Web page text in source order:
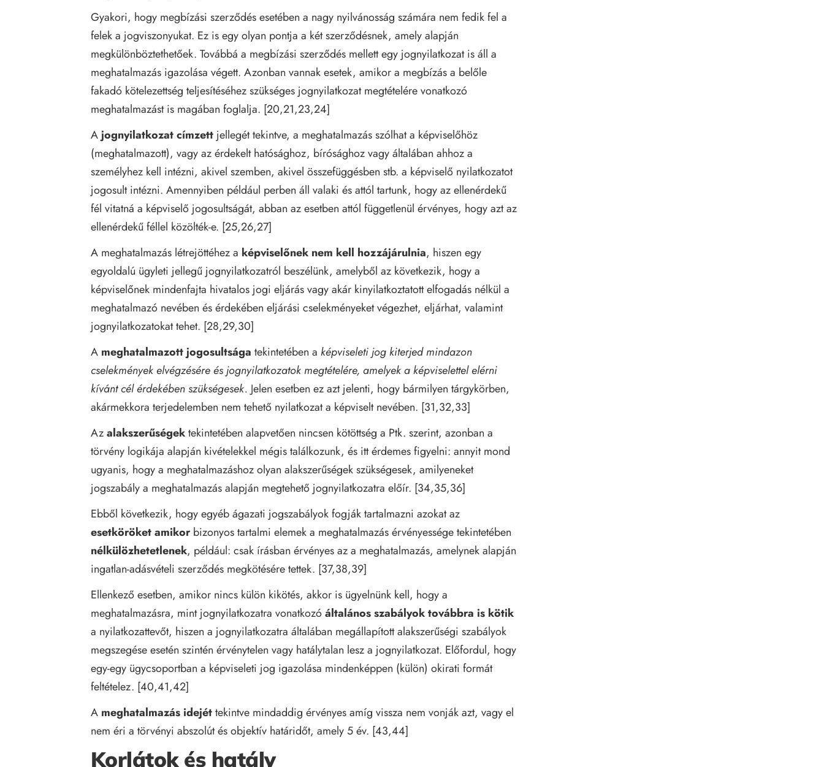
Gyakori, hogy megbízási szerződés esetében a nagy nyilvánosság számára nem fedik fel a
felek a jogviszonyukat. Ez is egy olyan pontja a két szerződésnek, amely alapján
megkülönböztethetőek. Továbbá a megbízási szerződés mellett egy jognyilatkozat is áll a
meghatalmazás igazolása végett. Azonban vannak esetek, amikor a megbízás a belőle
fakadó kötelezettség teljesítéséhez szükséges jognyilatkozat megtételére vonatkozó
meghatalmazást is magában foglalja. [20,21,23,24]
Ajognyilatkozat címzett jellegét tekintve, a meghatalmazás szólhat a képviselőhöz
(meghatalmazott), vagy az érdekelt hatósághoz, bírósághoz vagy általában ahhoz a
személyhez kell intézni, akivel szemben, akivel összefüggésben stb. a képviselő nyilatkozatot
jogosult intézni. Amennyiben például perben áll valaki és attól tartunk, hogy az ellenérdekű
fél vitatná a képviselő jogosultságát, abban az esetben attól függetlenül érvényes, hogy azt az
ellenérdekű féllel közölték-e. [25,26,27]
A meghatalmazás létrejöttéhez a képviselőnek nem kell hozzájárulnia, hiszen egy
egyoldalú ügyleti jellegű jognyilatkozatról beszélünk, amelyből az következik, hogy a
képviselőnek mindenfajta hivatalos jogi eljárás vagy akár kinyilatkoztatott elfogadás nélkül a
meghatalmazó nevében és érdekében eljárási cselekményeket végezhet, eljárhat, valamint
jognyilatkozatokat tehet. [28,29,30]
A meghatalmazott jogosultsága tekintetében a képviseleti jog kiterjed mindazon
cselekmények elvégzésére és jognyilatkozatok megtételére, amelyek a képviselettel elérni
kívánt cél érdekében szükségesek. Jelen esetben ez azt jelenti, hogy bármilyen tárgykörben,
akármekkora terjedelemben nem tehető nyilatkozat a képviselt nevében. [31,32,33]
Azalakszerűségektekintetében alapvetően nincsen kötöttség a Ptk. szerint, azonban a
törvény logikája alapján kivételekkel mégis találkozunk, és itt érdemes figyelni: annyit mond
ugyanis, hogy a meghatalmazáshoz olyan alakszerűségek szükségesek, amilyeneket
jogszabály a meghatalmazás alapján megtehető jognyilatkozatra előír. [34,35,36]
Ebből következik, hogy egyéb ágazati jogszabályok fogják tartalmazni azokat az
esetköröket amikorbizonyos tartalmi elemek a meghatalmazás érvényessége tekintetében
nélkülözhetetlenek, például: csak írásban érvényes az a meghatalmazás, amelynek alapján
ingatlan-adásvételi szerződés megkötésére tettek. [37,38,39]
Ellenkező esetben, amikor nincs külön kikötés, akkor is ügyelnünk kell, hogy a
meghatalmazásra, mint jognyilatkozatra vonatkozóáltalános szabályok továbbra is kötik
a nyilatkozattevőt, hiszen a jognyilatkozatra általában megállapított alakszerűségi szabályok
megszegése esetén szintén érvénytelen vagy hatálytalan lesz a jognyilatkozat. Előfordul, hogy
egy-egy ügycsoportban a képviseleti jog igazolása mindenképpen (külön) okirati formát
feltételez. [40,41,42]
A meghatalmazás idejéttekintve mindaddig érvényes amíg vissza nem vonják azt, vagy el
nem éri a törvényi abszolút és objektív határidőt, amely 5 év. [43,44]
Korlátok és hatály